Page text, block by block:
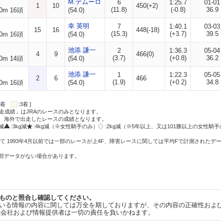
16頭
1 10
M.デムーロ
(54.0)
6
(11.8)
450(+2)
1:25.7
(-0.8)
01-01
36.9
16頭
15 16
幸 英明
(54.0)
7
(15.3)
448(-18)
1:40.1
(+3.7)
03-03
39.5
14頭
4 9
池添 謙一
(54.0)
2
(3.7)
466(0)
1:36.3
(+0.8)
05-04
36.2
16頭
2 6
池添 謙一
(54.0)
1
(1.9)
466
1:22.3
(+0.2)
05-05
34.8
着
:3着 ]
績」はJRAのレースのみとなります。
外で出走したレースの成績となります。
:3kg減 :4kg減（※女性騎手のみ） :2kg減（※5年以上、又は101勝以上の女性騎手
1993年4月以前では一部のレースが上4F、障害レースに関しては平均Fで計測されたデ
ータがない場合があります。
のと照合し確認してください。
る情報の内容に関しては万全を期しておりますが、その内容の正確性お
社および情報提供者は一切の責任を負いかねます。